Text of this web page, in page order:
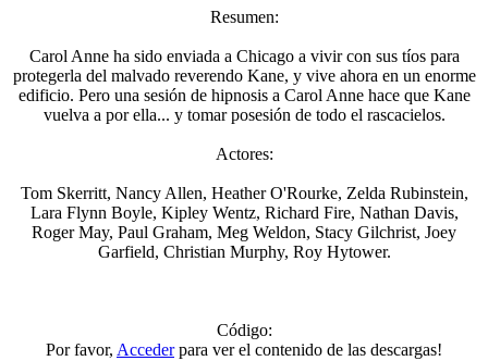
Resumen:
Carol Anne ha sido enviada a Chicago a vivir con sus tíos para
protegerla del malvado reverendo Kane, y vive ahora en un enorme
edificio. Pero una sesión de hipnosis a Carol Anne hace que Kane
vuelva a por ella... y tomar posesión de todo el rascacielos.
Actores:
Tom Skerritt, Nancy Allen, Heather O'Rourke, Zelda Rubinstein,
Lara Flynn Boyle, Kipley Wentz, Richard Fire, Nathan Davis,
Roger May, Paul Graham, Meg Weldon, Stacy Gilchrist, Joey
Garfield, Christian Murphy, Roy Hytower.
Código:
Por favor, Accederpara ver el contenido de las descargas!